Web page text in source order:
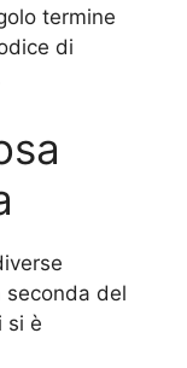
termine
di
seconda del
si è